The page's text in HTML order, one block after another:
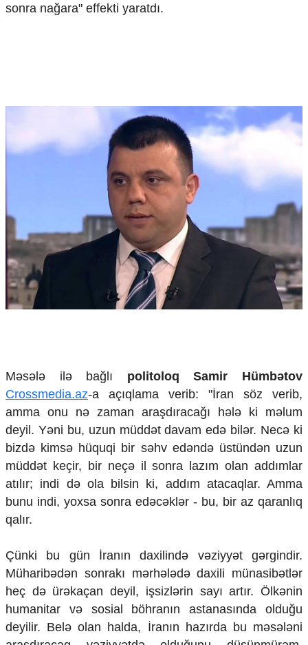
sonra nağara" effekti yaratdı.
Məsələ ilə bağlı politoloq Samir Hümbətov
Crossmedia.az-a açıqlama verib: "İran söz verib,
amma onu nə zaman araşdıracağı hələ ki məlum
deyil. Yəni bu, uzun müddət davam edə bilər. Necə ki
bizdə kimsə hüquqi bir səhv edəndə üstündən uzun
müddət keçir, bir neçə il sonra lazım olan addımlar
atılır; indi də ola bilsin ki, addım atacaqlar. Amma
bunu indi, yoxsa sonra edəcəklər - bu, bir az qaranlıq
qalır.
Çünki bu gün İranın daxilində vəziyyət gərgindir.
Müharibədən sonrakı mərhələdə daxili münasibətlər
heç də ürəkaçan deyil, işsizlərin sayı artır. Ölkənin
humanitar və sosial böhranın astanasında olduğu
deyilir. Belə olan halda, İranın hazırda bu məsələni